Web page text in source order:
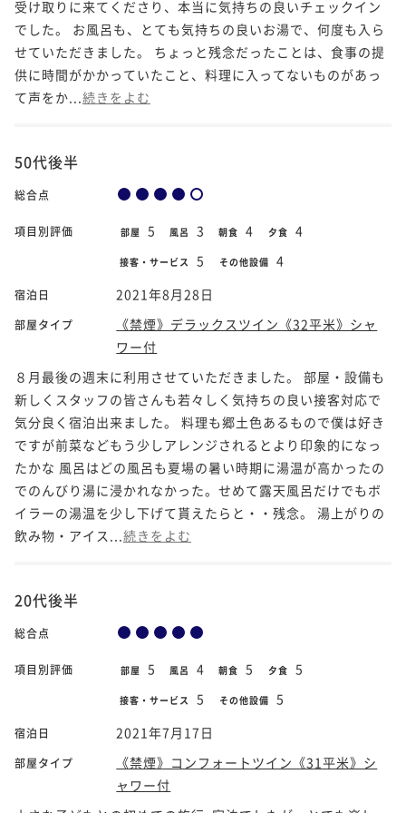
受け取りに来てくださり、本当に気持ちの良いチェックイン
でした。 お風呂も、とても気持ちの良いお湯で、何度も入ら
せていただきました。 ちょっと残念だったことは、食事の提
供に時間がかかっていたこと、料理に入ってないものがあっ
て声をか... 続きをよむ
50代後半
総合点
項目別評価 部屋 5 風呂 3 朝食 4 夕食 4
接客・サービス 5 その他設備 4
宿泊日 2021年8月28日
部屋タイプ
《禁煙》デラックスツイン《32平米》シャ
ワー付
８月最後の週末に利用させていただきました。 部屋・設備も
新しくスタッフの皆さんも若々しく気持ちの良い接客対応で
気分良く宿泊出来ました。 料理も郷土色あるもので僕は好き
ですが前菜などもう少しアレンジされるとより印象的になっ
たかな 風呂はどの風呂も夏場の暑い時期に湯温が高かったの
でのんびり湯に浸かれなかった。せめて露天風呂だけでもボ
イラーの湯温を少し下げて貰えたらと・・残念。 湯上がりの
飲み物・アイス... 続きをよむ
20代後半
総合点
項目別評価 部屋 5 風呂 4 朝食 5 夕食 5
接客・サービス 5 その他設備 5
宿泊日 2021年7月17日
部屋タイプ
《禁煙》コンフォートツイン《31平米》シ
ャワー付